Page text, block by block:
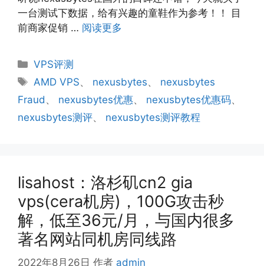
一台测试下数据，给有兴趣的童鞋作为参考！！ 目
前商家促销 … 阅读更多
分
类
VPS评测
标
签
AMD VPS、 nexusbytes、 nexusbytes
Fraud 、 nexusbytes优惠、 nexusbytes优惠码、
nexusbytes测评、 nexusbytes测评教程
lisahost：洛杉矶cn2 gia
vps(cera机房)，100G攻击秒
解，低至36元/月，与国内很多
著名网站同机房同线路
2022年8月26日 作者 admin